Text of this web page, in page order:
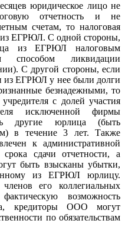
юридическое лицо не
отчетность и не
счетам, то налоговая
из ЕГРЮЛ. С одной стороны,
из ЕГРЮЛ налоговым
способом ликвидации
С другой стороны, если
из ЕГРЮЛ у нее были долги
безнадежными, то
с долей участия
исключенной фирмы
другие юрлица (быть
в течение 3 лет. Также
к административной
сдачи отчетности, а
быть взысканы убытки,
из ЕГРЮЛ юрлицу.
его коллегиальных
возможность
кредиторы ООО могут
по обязательствам